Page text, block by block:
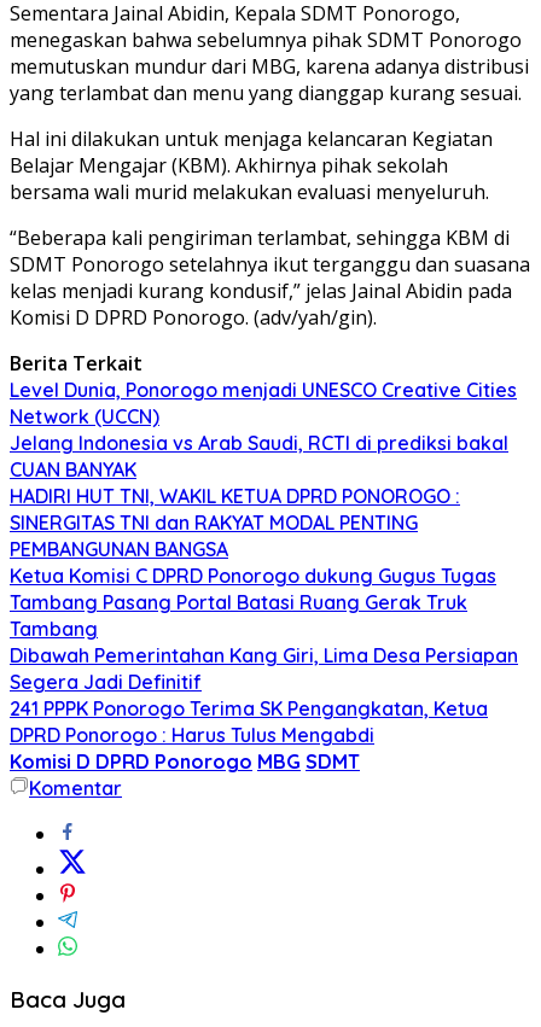
Sementara Jainal Abidin, Kepala SDMT Ponorogo,
menegaskan bahwa sebelumnya pihak SDMT Ponorogo
memutuskan mundur dari MBG, karena adanya distribusi
yang terlambat dan menu yang dianggap kurang sesuai.
Hal ini dilakukan untuk menjaga kelancaran Kegiatan
Belajar Mengajar (KBM). Akhirnya pihak sekolah
bersama wali murid melakukan evaluasi menyeluruh.
“Beberapa kali pengiriman terlambat, sehingga KBM di
SDMT Ponorogo setelahnya ikut terganggu dan suasana
kelas menjadi kurang kondusif,” jelas Jainal Abidin pada
Komisi D DPRD Ponorogo. (adv/yah/gin).
Berita Terkait
Level Dunia, Ponorogo menjadi UNESCO Creative Cities
Network (UCCN)
Jelang Indonesia vs Arab Saudi, RCTI di prediksi bakal
CUAN BANYAK
HADIRI HUT TNI, WAKIL KETUA DPRD PONOROGO :
SINERGITAS TNI dan RAKYAT MODAL PENTING
PEMBANGUNAN BANGSA
Ketua Komisi C DPRD Ponorogo dukung Gugus Tugas
Tambang Pasang Portal Batasi Ruang Gerak Truk
Tambang
Dibawah Pemerintahan Kang Giri, Lima Desa Persiapan
Segera Jadi Definitif
241 PPPK Ponorogo Terima SK Pengangkatan, Ketua
DPRD Ponorogo : Harus Tulus Mengabdi
Komisi D DPRD Ponorogo MBG SDMT
Komentar
Baca Juga